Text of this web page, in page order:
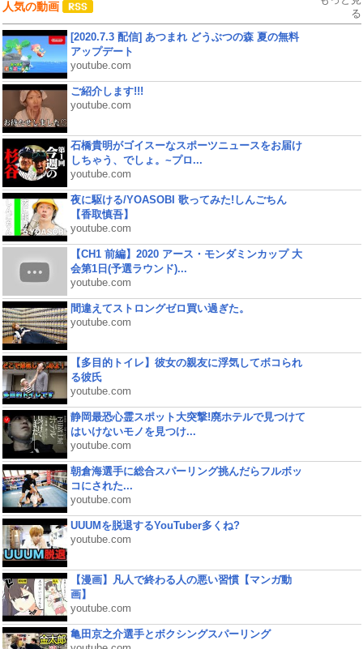
人気の動画
る
[2020.7.3 配信] あつまれ どうぶつの森 夏の無料
アップデート
youtube.com
ご紹介します!!!
youtube.com
石橋貴明がゴイスーなスポーツニュースをお届け
しちゃう、でしょ。~プロ...
youtube.com
夜に駆ける/YOASOBI 歌ってみた!しんごちん
【香取慎吾】
youtube.com
【CH1 前編】2020 アース・モンダミンカップ 大
会第1日(予選ラウンド)...
youtube.com
間違えてストロングゼロ買い過ぎた。
youtube.com
【多目的トイレ】彼女の親友に浮気してボコられ
る彼氏
youtube.com
静岡最恐心霊スポット大突撃!廃ホテルで見つけて
はいけないモノを見つけ...
youtube.com
朝倉海選手に総合スパーリング挑んだらフルボッ
コにされた...
youtube.com
UUUMを脱退するYouTuber多くね?
youtube.com
【漫画】凡人で終わる人の悪い習慣【マンガ動
画】
youtube.com
亀田京之介選手とボクシングスパーリング